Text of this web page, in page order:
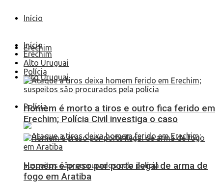
Início
Erechim
Alto Uruguai
Polícia
Início
Erechim
Alto Uruguai
Polícia
Homem é morto a tiros e outro fica ferido em
Erechim; Polícia Civil investiga o caso
Homem é preso por porte ilegal de arma de
fogo em Aratiba